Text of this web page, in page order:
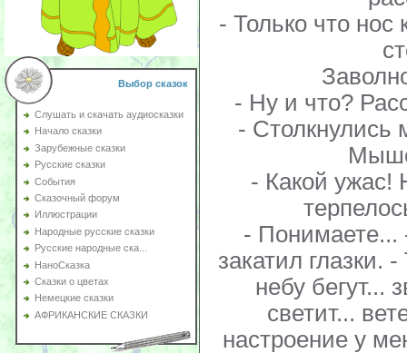
Выбор сказок
Слушать и скачать аудиосказки
Начало сказки
Зарубежные сказки
Русские сказки
События
Сказочный форум
Иллюстрации
Народные русские сказки
Русские народные ска...
НаноСказка
Сказки о цветах
Немецкие сказки
АФРИКАНСКИЕ СКАЗКИ
- Только что нос
- Ну и что?
-
- Какой ужас!
-
закатил глазки.
небу бегут...
светит...
настроение у